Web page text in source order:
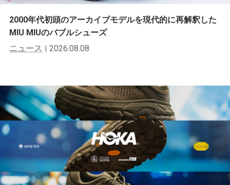
2000年代初頭のアーカイブモデルを現代的に再解釈した
MIU MIUのバブルシューズ
ニュース
2026.08.08